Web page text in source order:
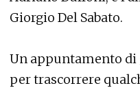
Giorgio Del Sabato.
Un appuntamento di
per trascorrere